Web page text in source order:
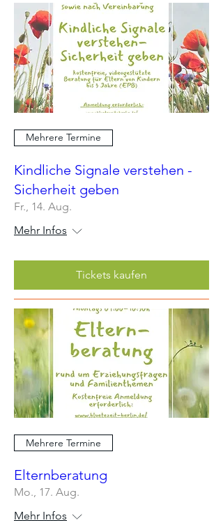
Mehrere Termine
Kindliche Signale verstehen -
Sicherheit geben
Fr., 14. Aug.
Mehr Infos
Tickets kaufen
Mehrere Termine
Elternberatung
Mo., 17. Aug.
Mehr Infos